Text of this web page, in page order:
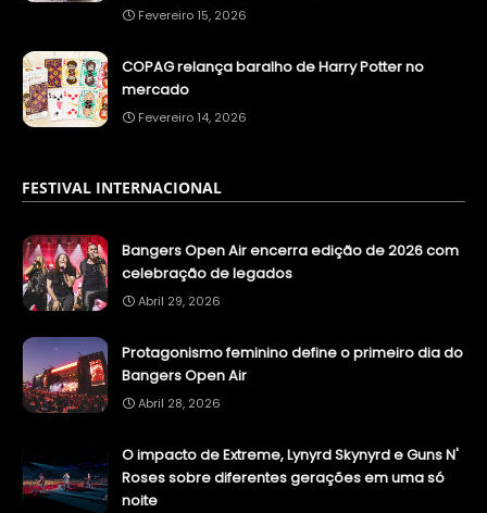
Fevereiro 15, 2026
COPAG relança baralho de Harry Potter no
mercado
Fevereiro 14, 2026
FESTIVAL INTERNACIONAL
Bangers Open Air encerra edição de 2026 com
celebração de legados
Abril 29, 2026
Protagonismo feminino define o primeiro dia do
Bangers Open Air
Abril 28, 2026
O impacto de Extreme, Lynyrd Skynyrd e Guns N'
Roses sobre diferentes gerações em uma só
noite